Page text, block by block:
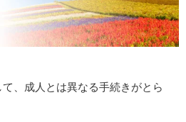
、成人とは異なる手続きがとら